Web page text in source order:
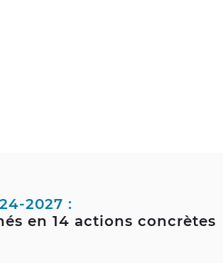
2027 :
en 14 actions concrètes